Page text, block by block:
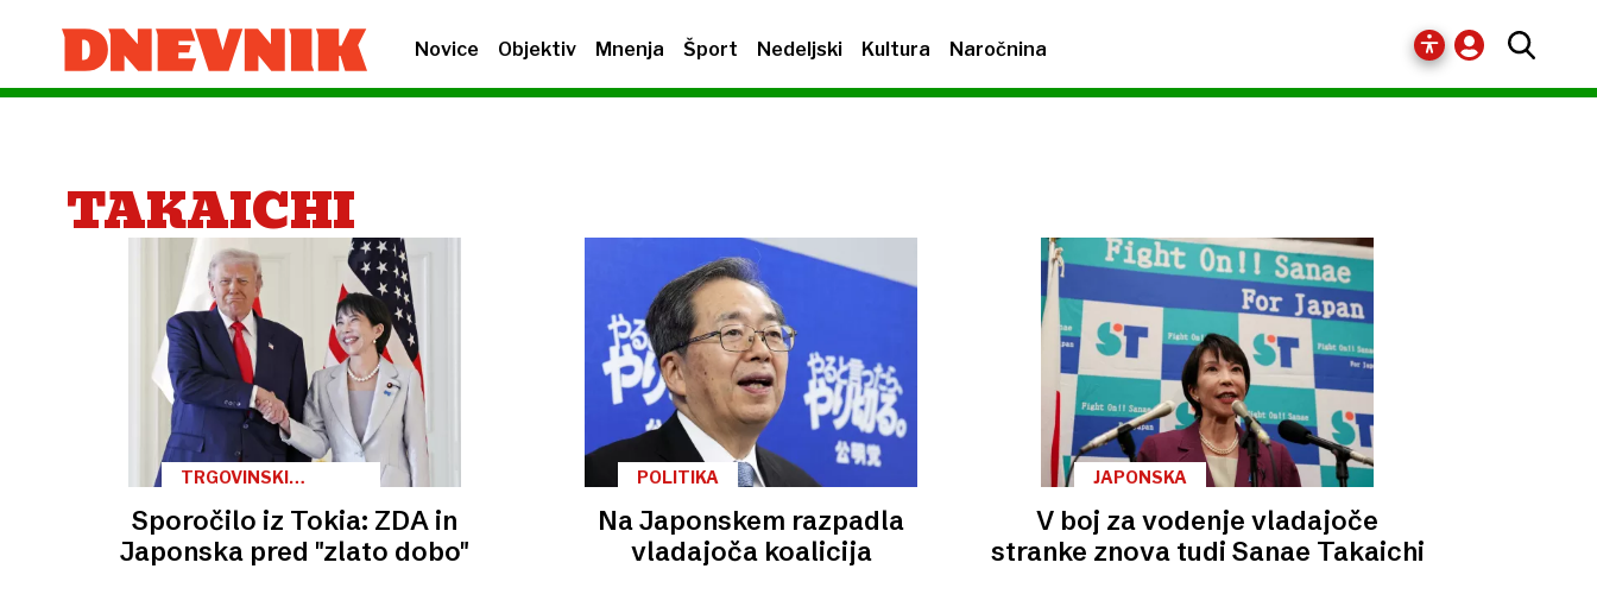
Novice Objektiv Mnenja Šport Nedeljski Kultura Naročnina
TAKAICHI
TRGOVINSKI
Sporočilo iz Tokia: ZDA in
Japonska pred "zlato dobo"
POLITIKA
Na Japonskem razpadla
vladajoča koalicija
JAPONSKA
V boj za vodenje vladajoče
stranke znova tudi Sanae Takaichi